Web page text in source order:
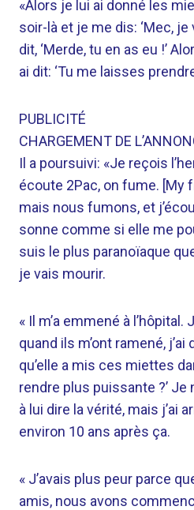
«Alors je lui ai donné les
soir-là et je me dis: ‘Mec, je
dit, ‘Merde, tu en as eu !’
ai dit: ‘Tu me laisses
PUBLICITÉ
CHARGEMENT DE
Il a poursuivi: «Je reçois
écoute 2Pac, on fume. [My
mais nous fumons, et
sonne comme si elle me
suis le plus paranoïaque
je vais mourir.
« Il m’a emmené à
quand ils m’ont ramené, j’ai
qu’elle a mis ces miettes
rendre plus puissante ?’ Je
à lui dire la vérité, mais j’ai
environ 10 ans après ça.
« J’avais plus peur parce
amis, nous avons